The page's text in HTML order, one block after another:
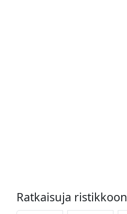
Ratkaisuja ristikkoon